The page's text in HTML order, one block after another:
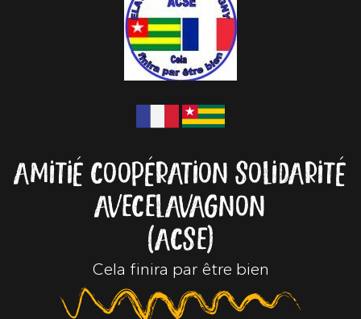
AMITIÉ COOPÉRATION SOLIDARITÉ
AVEC ELAVAGNON
(ACSE)
Cela finira par être bien